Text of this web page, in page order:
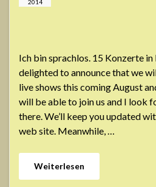
2014
Ich bin sprachlos. 15 Konzerte in
delighted to announce that we
live shows this coming August
will be able to join us and I look
there. We’ll keep you updated
web site. Meanwhile, …
Weiterlesen